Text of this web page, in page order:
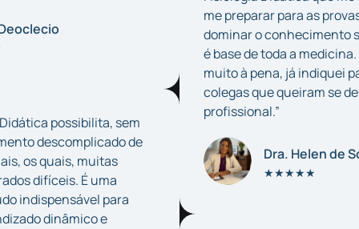
possibilita, sem
descomplicado de
os quais, muitas
difíceis. É uma
indispensável para
dinâmico e
me preparar para as
dominar o conhecimento
é base de toda a
muito à pena, já indiquei
colegas que queiram se
profissional.”
Dra. Helen de
★★★★★